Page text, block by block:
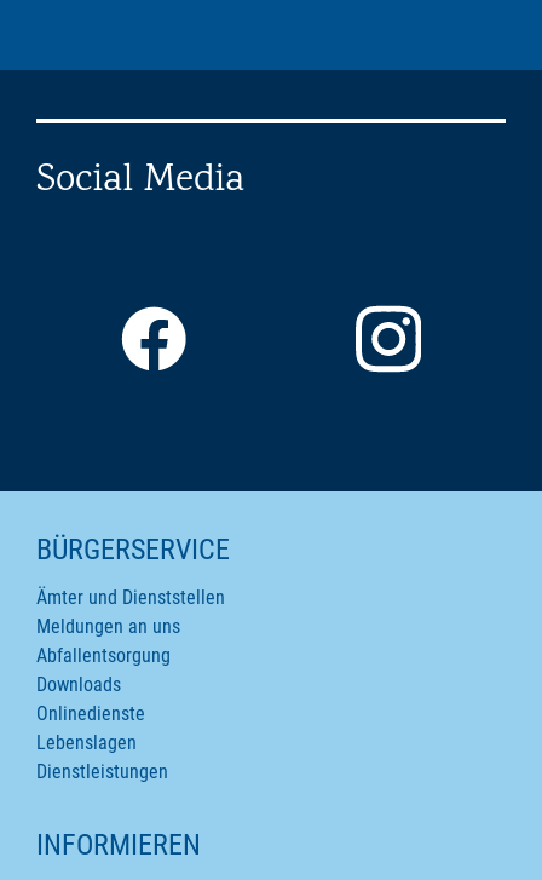
Social Media
SEITENINHALTE
BÜRGERSERVICE
Ämter und Dienststellen
Meldungen an uns
Abfallentsorgung
Downloads
Onlinedienste
Lebenslagen
Dienstleistungen
INFORMIEREN